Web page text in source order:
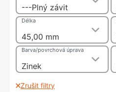
---Plný závit
45,00 mm
Délka
Zinek
Barva/povrchová úprava
Zrušit filtry